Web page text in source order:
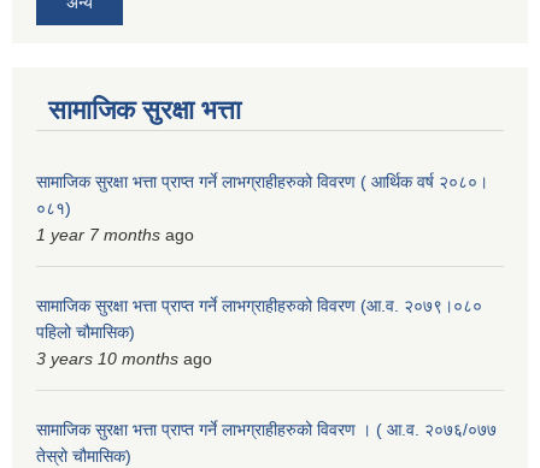
सामाजिक सुरक्षा भत्ता
सामाजिक सुरक्षा भत्ता प्राप्त गर्ने लाभग्राहीहरुको विवरण ( आर्थिक वर्ष २०८०।
०८१)
1 year 7 months ago
सामाजिक सुरक्षा भत्ता प्राप्त गर्ने लाभग्राहीहरुको विवरण (आ.व. २०७९।०८०
पहिलो चौमासिक)
3 years 10 months ago
सामाजिक सुरक्षा भत्ता प्राप्त गर्ने लाभग्राहीहरुको विवरण । ( आ.व. २०७६/०७७
तेस्रो चौमासिक)